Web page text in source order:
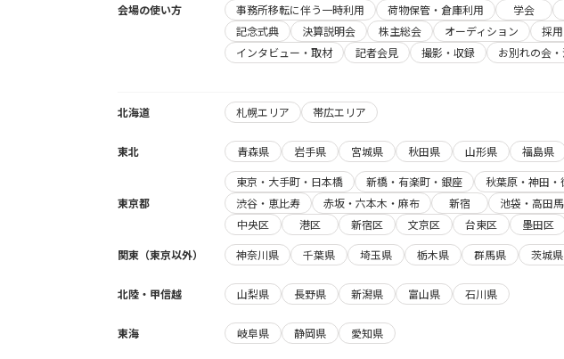
会場の使い方
事務所移転に伴う一時利用
荷物保管・倉庫利用 学会
記念式典
決算説明会 株主総会 オーディション 採
インタビュー・取材
記者会見 撮影・収録 お別れの会
北海道 札幌エリア 帯広エリア
東北 青森県 岩手県 宮城県 秋田県 山形県 福島県
東京都
東京・大手町・日本橋 新橋・有楽町・銀座 秋葉原・神田・
渋谷・恵比寿
赤坂・六本木・麻布 新宿 池袋・高田
中央区
港区 新宿区 文京区 台東区 墨田区
関東（東京以外）
神奈川県 千葉県 埼玉県 栃木県 群馬県 茨城県
北陸・甲信越 山梨県 長野県 新潟県 富山県 石川県
東海 岐阜県 静岡県 愛知県